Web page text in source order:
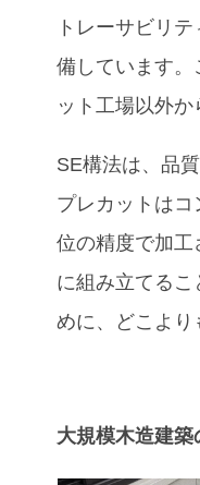
トレーサビリ
備しています
ット工場以外か
SE構法は、品
プレカットは
位の精度で加
に組み立てる
めに、どこよ
大規模木造建